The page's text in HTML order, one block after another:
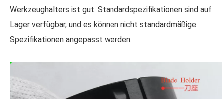
Werkzeughalters ist gut. Standardspezifikationen sind auf
Lager verfügbar, und es können nicht standardmäßige
Spezifikationen angepasst werden.